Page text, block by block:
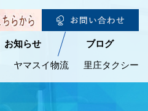
お知らせ ブログ
ヤマスイ物流 里庄タクシー